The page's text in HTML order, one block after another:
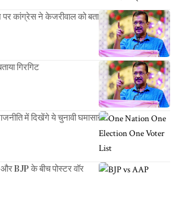
पर कांग्रेस ने केजरीवाल को बताया RSS एजेंट
गिरगिट
में दिखेंगे ये चुनावी घमासान!
BJP के बीच पोस्टर वॉर